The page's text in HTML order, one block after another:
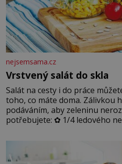
nejsemsama.cz
Vrstvený salát do skla
Salát na cesty i do práce
toho, co máte doma. Zálivkou
podáváním, aby zeleninu
potřebujete: ✿ 1/4 ledového
okurky ✿ 2 rajčata Zálivka: ✿
lžíci citronové šťávy ✿ ½